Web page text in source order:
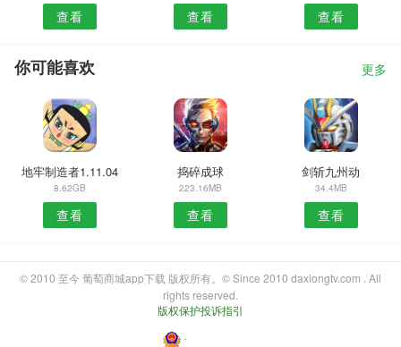
查看 查看 查看
你可能喜欢 更多
地牢制造者1.11.04
8.62GB
查看
捣碎成球
223.16MB
查看
剑斩九州动
34.4MB
查看
© 2010 至今 葡萄商城app下载 版权所有。© Since 2010 daxiongtv.com . All
rights reserved.
版权保护投诉指引
・